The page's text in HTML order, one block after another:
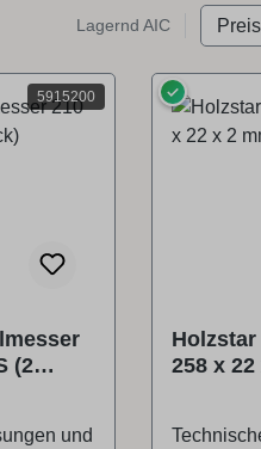
Lagernd AIC
5915200
(2
und
✓
258 x